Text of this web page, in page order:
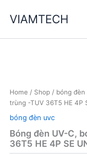
VIAMTECH
Home / Shop / bóng đèn
trùng -TUV 36T5 HE 4P
bóng đèn uvc
Bóng đèn UV-C,
36T5 HE 4P SE